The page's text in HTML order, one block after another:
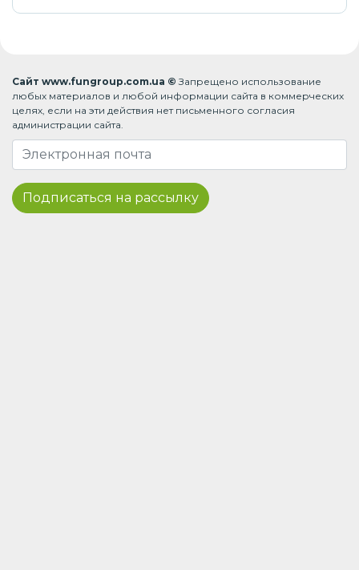
Сайт www.fungroup.com.ua ©Запрещено использование
любых материалов и любой информации сайта в коммерческих
целях, если на эти действия нет письменного согласия
администрации сайта.
Подписаться на рассылку